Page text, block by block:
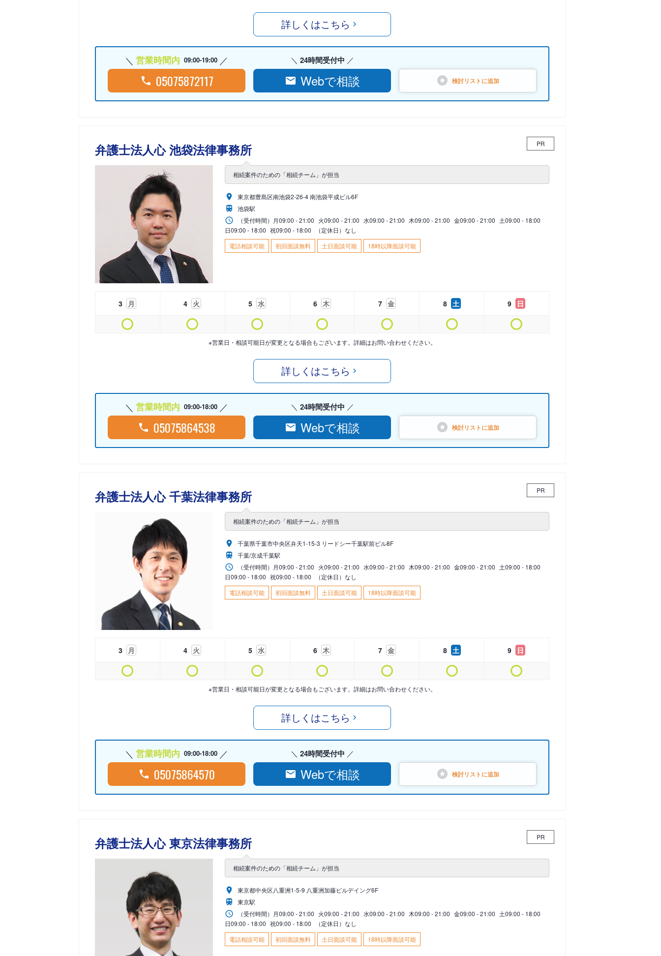
詳しくはこちら
営業時間内 09:00-19:00
05075872117
24時間受付中
Webで相談 検討リストに追加
弁護士法人心 池袋法律事務所 PR
相続案件のための「相続チーム」が担当
東京都豊島区南池袋2-26-4 南池袋平成ビル6F
池袋駅
（受付時間） 月09:00 - 21:00 火09:00 - 21:00 水09:00 - 21:00 木09:00 - 21:00 金09:00 - 21:00 土09:00 - 18:00
日09:00 - 18:00 祝09:00 - 18:00
（定休日）なし
電話相談可能
初回面談無料 土日面談可能 18時以降面談可能
3 月 4 火 5 水 6 木 7 金 8 土 9 日
※営業日・相談可能日が変更となる場合もございます。詳細はお問い合わせください。
詳しくはこちら
営業時間内 09:00-18:00
05075864538
24時間受付中
Webで相談 検討リストに追加
弁護士法人心 千葉法律事務所 PR
相続案件のための「相続チーム」が担当
千葉県千葉市中央区弁天1-15-3 リードシー千葉駅前ビル8F
千葉/京成千葉駅
（受付時間） 月09:00 - 21:00 火09:00 - 21:00 水09:00 - 21:00 木09:00 - 21:00 金09:00 - 21:00 土09:00 - 18:00
日09:00 - 18:00 祝09:00 - 18:00
（定休日）なし
電話相談可能
初回面談無料 土日面談可能 18時以降面談可能
3 月 4 火 5 水 6 木 7 金 8 土 9 日
※営業日・相談可能日が変更となる場合もございます。詳細はお問い合わせください。
詳しくはこちら
営業時間内 09:00-18:00
05075864570
24時間受付中
Webで相談 検討リストに追加
弁護士法人心 東京法律事務所 PR
相続案件のための「相続チーム」が担当
東京都中央区八重洲1-5-9 八重洲加藤ビルデイング6F
東京駅
（受付時間） 月09:00 - 21:00 火09:00 - 21:00 水09:00 - 21:00 木09:00 - 21:00 金09:00 - 21:00 土09:00 - 18:00
日09:00 - 18:00 祝09:00 - 18:00
（定休日）なし
電話相談可能
初回面談無料 土日面談可能 18時以降面談可能